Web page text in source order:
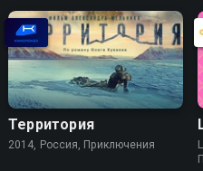
Территория
2014, Россия, Приключения